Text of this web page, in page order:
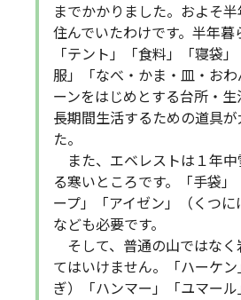
までかかりました。およそ
住んでいたわけです。半年暮
「テント」「食料」「寝袋
服」「なべ・かま・皿・お
ーンをはじめとする台所・
長期間生活するための道具
た。
また、エベレストは１年中
る寒いところです。「手袋」
ープ」「アイゼン」（くつに
なども必要です。
そして、普通の山ではなく
てはいけません。「ハーケン
ぎ）「ハンマー」「ユマー